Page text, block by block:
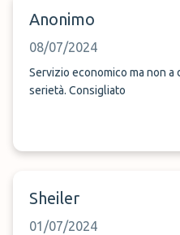
Anonimo
08/07/2024
Servizio economico ma non
serietà. Consigliato
Sheiler
01/07/2024